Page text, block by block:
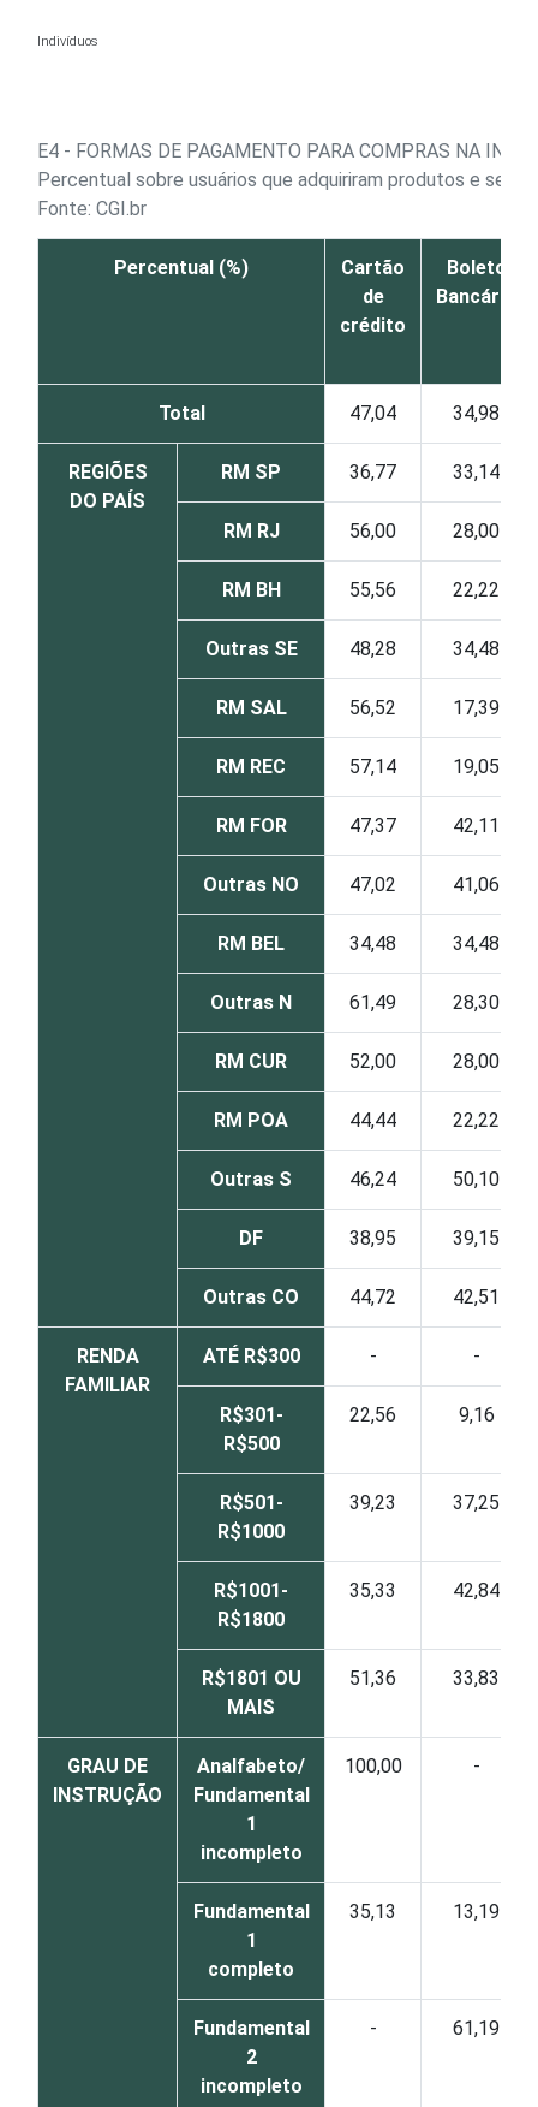
Indivíduos
E4 - FORMAS DE PAGAMENTO PARA COMPRAS NA
Percentual sobre usuários que adquiriram produtos e
Fonte: CGI.br
Percentual (%)
Cartão
de
crédito
Boleto
Bancário
Total 47,04 34,98
REGIÕES
DO PAÍS
RM SP 36,77 33,14
RM RJ 56,00 28,00
RM BH 55,56 22,22
Outras SE 48,28 34,48
RM SAL 56,52 17,39
RM REC 57,14 19,05
RM FOR 47,37 42,11
Outras NO 47,02 41,06
RM BEL 34,48 34,48
Outras N 61,49 28,30
RM CUR 52,00 28,00
RM POA 44,44 22,22
Outras S 46,24 50,10
DF 38,95 39,15
Outras CO 44,72 42,51
RENDA
FAMILIAR
ATÉ R$300 - -
R$301-
R$500
22,56 9,16
R$501-
R$1000
39,23 37,25
R$1001-
R$1800
35,33 42,84
R$1801 OU
MAIS
51,36 33,83
GRAU DE
INSTRUÇÃO
Analfabeto/
Fundamental
1
incompleto
100,00 -
Fundamental
1
completo
35,13 13,19
Fundamental
2
incompleto
- 61,19